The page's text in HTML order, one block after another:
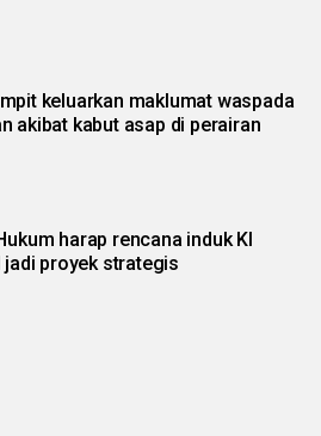
keluarkan maklumat waspada
akibat kabut asap di perairan
harap rencana induk KI
jadi proyek strategis